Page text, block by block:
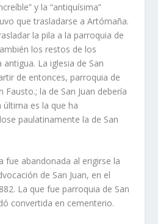
y la “antiquísima”
que trasladarse a Artómaña.
la pila a la parroquia de
los restos de los
La iglesia de San
de entonces, parroquia de
Fausto.; la de San Juan debería
última es la que ha
paulatinamente la de San
fue abandonada al erigirse la
de San Juan, en el
La que fue parroquia de San
convertida en cementerio.